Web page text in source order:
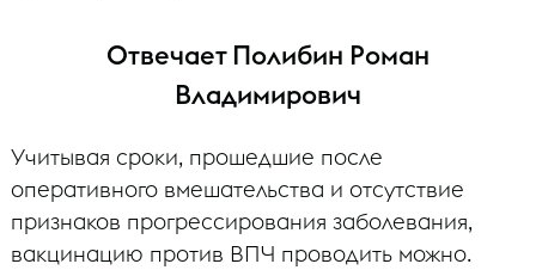
Отвечает Полибин Роман
Владимирович
Учитывая сроки, прошедшие после
оперативного вмешательства и отсутствие
признаков прогрессирования заболевания,
вакцинацию против ВПЧ проводить можно.